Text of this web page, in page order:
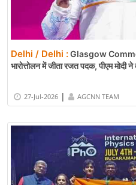
Delhi / Delhi :Glasgow
भारोत्तोलन में जीता रजत पदक, पीएम मोदी ने
27-Jul-2026 | AGCNN TEAM